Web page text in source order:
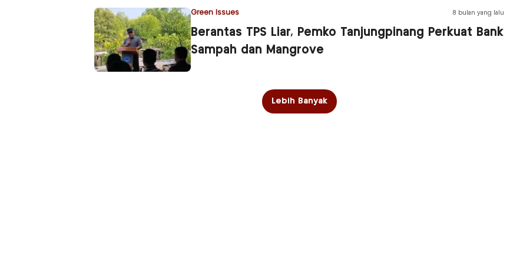
Green Issues 8 bulan yang lalu
Berantas TPS Liar, Pemko Tanjungpinang Perkuat Bank
Sampah dan Mangrove
Lebih Banyak